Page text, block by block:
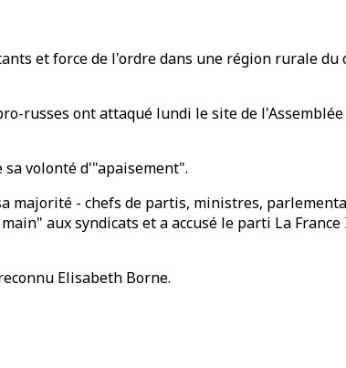
et force de l'ordre dans une région rurale du
russes ont attaqué lundi le site de
volonté d'"apaisement".
majorité - chefs de partis, ministres,
aux syndicats et a accusé le parti La France
Elisabeth Borne.